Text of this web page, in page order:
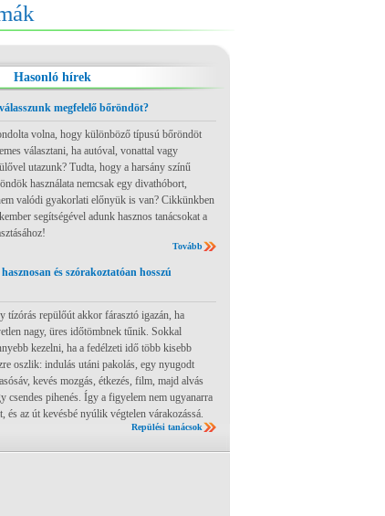
Hasonló hírek
megfelelő bőröndöt?
volna, hogy különböző típusú bőröndöt
választani, ha autóval, vonattal vagy
utazunk? Tudta, hogy a harsány színű
használata nemcsak egy divathóbort,
valódi gyakorlati előnyük is van? Cikkünkben
segítségével adunk hasznos tanácsokat a
Tovább
és szórakoztatóan hosszú
tízórás repülőút akkor fárasztó igazán, ha
nagy, üres időtömbnek tűnik. Sokkal
kezelni, ha a fedélzeti idő több kisebb
oszlik: indulás utáni pakolás, egy nyugodt
kevés mozgás, étkezés, film, majd alvás
csendes pihenés. Így a figyelem nem ugyanarra
és az út kevésbé nyúlik végtelen várakozássá.
Repülési tanácsok